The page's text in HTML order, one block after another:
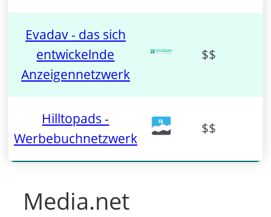
Evadav - das sich
entwickelnde
Anzeigennetzwerk
$$
Hilltopads -
Werbebuchnetzwerk
$$
Media.net